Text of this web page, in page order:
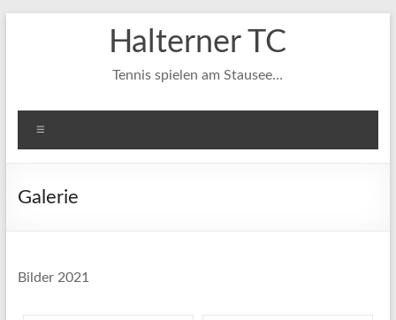
Halterner TC
Tennis spielen am Stausee…
Galerie
Bilder 2021